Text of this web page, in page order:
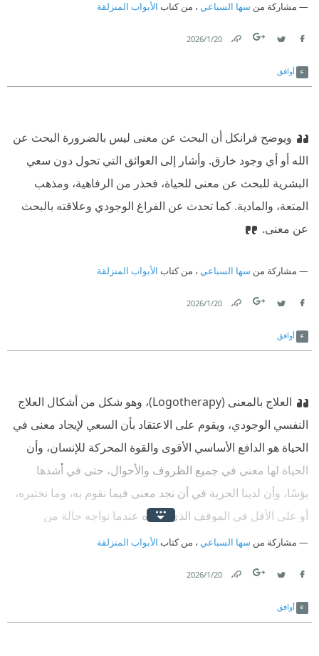
مشاركة من سها السباعي ، من كتاب الأبواب المنزلقة
20‏/1‏/2026
أوافق
ويوضح فرانكل أن البحث عن معنى ليس بالضرورة البحث عن
الله أو أي وجود خارق. وأشار إلى العوائق التي تحول دون سعي
البشرية للبحث عن معنى للحياة، فحذر من الرفاهية، ومذهب
المتعة، والمادية. كما تحدث عن الفراغ الوجودي وعلاقته بالبحث
عن معنى.
مشاركة من سها السباعي ، من كتاب الأبواب المنزلقة
20‏/1‏/2026
أوافق
العلاج بالمعنى (Logotherapy)، وهو شكل من أشكال العلاج
النفسي الوجودي، ويقوم على الاعتقاد بأن السعي لإيجاد معنى في
الحياة هو الدافع الأساسي الأقوى والقوة المحركة للإنسان، وأن
الحياة لها معنى في جميع الظروف والأحوال، حتى في أشدها
بؤسًا، وأن لدينا الحرية في أن نجد معنى فيما نقوم به، وما نختبره،
أو على الأقل في الموقف الذي نتخذه عندما نواجه حالة من
المعاناة غير القابلة للتغيير.
مشاركة من سها السباعي ، من كتاب الأبواب المنزلقة
20‏/1‏/2026
أوافق